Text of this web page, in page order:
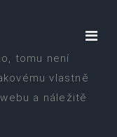
tomu není
vlastně
a náležitě